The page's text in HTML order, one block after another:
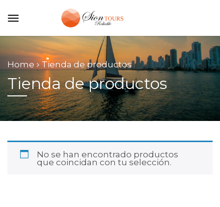
Home Tienda de productos
Tienda de productos
No se han encontrado productos
que coincidan con tu selección.